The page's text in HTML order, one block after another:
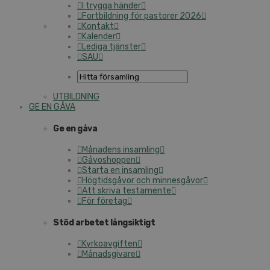
I trygga händer
Fortbildning för pastorer 2026
Kontakt
Kalender
Lediga tjänster
SAU
UTBILDNING
GE EN GÅVA
Ge en gåva
Månadens insamling
Gåvoshoppen
Starta en insamling
Högtidsgåvor och minnesgåvor
Att skriva testamente
För företag
Stöd arbetet långsiktigt
Kyrkoavgiften
Månadsgivare